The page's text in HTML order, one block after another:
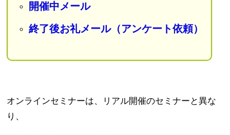
開催中メール
終了後お礼メール（アンケート依頼）
オンラインセミナーは、リアル開催のセミナーと異な
り、